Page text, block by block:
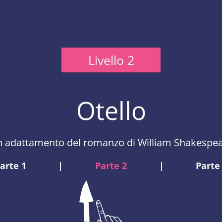
Livello 2
Otello
adattamento del romanzo di William
1 | Parte 2 | Parte